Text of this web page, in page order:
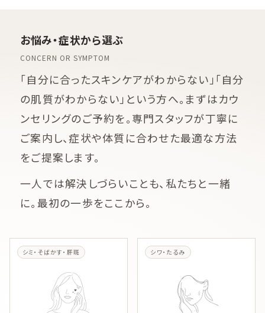
お悩み・症状から選ぶ
CONCERN OR SYMPTOM
「自分に合ったスキンケアがわからない」「自分
の肌質がわからない」という方へ。まずはカウ
ンセリングのご予約を。専門スタッフが丁寧に
ご案内し、症状や体質に合わせた最適な方法
をご提案します。
一人では解決しづらいことも、私たちと一緒
に。最初の一歩をここから。
シミ・そばかす・肝斑 シワ・たるみ